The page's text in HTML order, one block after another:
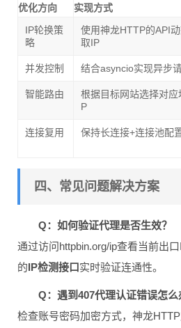
优化方向 实现方式
IP轮换策
略
使用神龙HTTP的API
取IP
并发控制 结合asyncio实现异步
智能路由
根据目标网站选择对应
P
连接复用 保持长连接+连接池配
四、常见问题解决方案
Q：如何验证代理是否生效？
通过访问httpbin.org/ip查看当前出
的IP检测接口实时验证连通性。
Q：遇到407代理认证错误怎么
检查账号密码加密方式，神龙